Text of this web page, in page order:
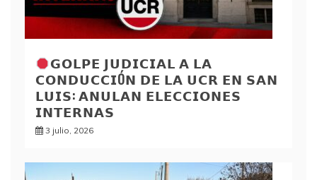
𝗚𝗢𝗟𝗣𝗘 𝗝𝗨𝗗𝗜𝗖𝗜𝗔𝗟 𝗔 𝗟𝗔
𝗖𝗢𝗡𝗗𝗨𝗖𝗖𝗜Ó𝗡 𝗗𝗘 𝗟𝗔 𝗨𝗖𝗥 𝗘𝗡 𝗦𝗔𝗡
𝗟𝗨𝗜𝗦: 𝗔𝗡𝗨𝗟𝗔𝗡 𝗘𝗟𝗘𝗖𝗖𝗜𝗢𝗡𝗘𝗦
𝗜𝗡𝗧𝗘𝗥𝗡𝗔𝗦
3 julio, 2026